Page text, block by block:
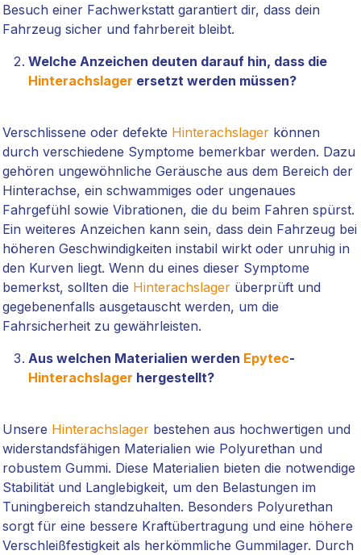
Besuch einer Fachwerkstatt garantiert dir, dass dein
Fahrzeug sicher und fahrbereit bleibt.
Welche Anzeichen deuten darauf hin, dass die
Hinterachslager ersetzt werden müssen?
Verschlissene oder defekte Hinterachslagerkönnen
durch verschiedene Symptome bemerkbar werden. Dazu
gehören ungewöhnliche Geräusche aus dem Bereich der
Hinterachse, ein schwammiges oder ungenaues
Fahrgefühl sowie Vibrationen, die du beim Fahren spürst.
Ein weiteres Anzeichen kann sein, dass dein Fahrzeug bei
höheren Geschwindigkeiten instabil wirkt oder unruhig in
den Kurven liegt. Wenn du eines dieser Symptome
bemerkst, sollten die Hinterachslagerüberprüft und
gegebenenfalls ausgetauscht werden, um die
Fahrsicherheit zu gewährleisten.
Aus welchen Materialien werden Epytec-
Hinterachslager hergestellt?
Unsere Hinterachslagerbestehen aus hochwertigen und
widerstandsfähigen Materialien wie Polyurethan und
robustem Gummi. Diese Materialien bieten die notwendige
Stabilität und Langlebigkeit, um den Belastungen im
Tuningbereich standzuhalten. Besonders Polyurethan
sorgt für eine bessere Kraftübertragung und eine höhere
Verschleißfestigkeit als herkömmliche Gummilager. Durch